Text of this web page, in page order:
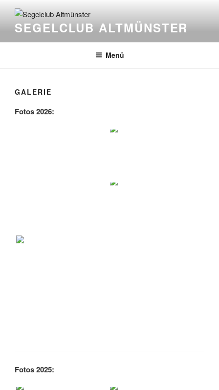
Inhalt
springenSEGELCLUB ALTMÜNSTER
Menü
GALERIE
Fotos 2026:
Fotos 2025: